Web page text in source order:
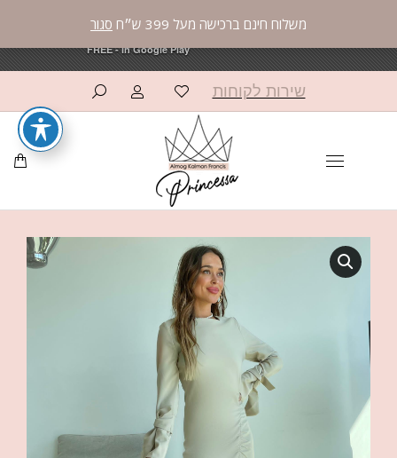
משלוח חינם ברכישה מעל 399 ש״ח סגור
שירות לקוחות
פרינססה פאשן
FREE - In Google Play
פרינססה פאשן
FREE - In Google Play